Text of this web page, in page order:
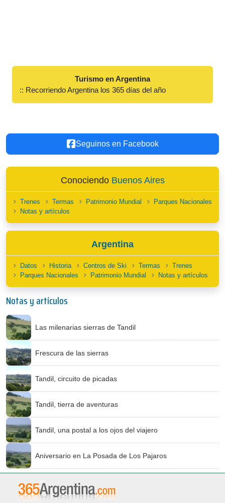
Turismo en Argentina
:: Recorriendo Argentina los 365 días del año
Seguinos en Facebook
Conociendo Buenos Aires
Trenes Termas Patrimonio Mundial
Parques Nacionales
Notas y artículos
Argentina
Datos Historia Centros de Ski Termas
Trenes
Parques Nacionales
Patrimonio Mundial Notas y artículos
Notas y artículos
Las milenarias sierras de Tandil
Frescura de las sierras
Tandil, circuito de picadas
Tandil, tierra de aventuras
Tandil, una postal a los ojos del viajero
Aniversario en La Posada de Los Pajaros